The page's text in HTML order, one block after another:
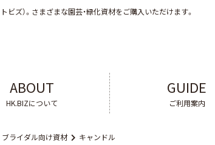
ズ）。 さまざまな園芸・緑化資材をご購入いただけます。
ABOUT
HK.BIZについて
GUIDE
ご利用案内
ブライダル向け資材 キャンドル